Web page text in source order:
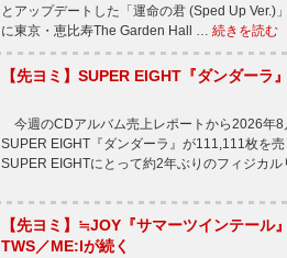
とアップデートした「運命の君 (Sped Up
に東京・恵比寿The Garden Hall … 続きを読む
【先ヨミ】SUPER EIGHT『ダンダーラ
今週のCDアルバム売上レポートから2026年8
SUPER EIGHT『ダンダーラ』が111,111枚を
SUPER EIGHTにとって約2年ぶりのフィジカ
【先ヨミ】≒JOY『サマーツインテー
TWS／ME:Iが続く